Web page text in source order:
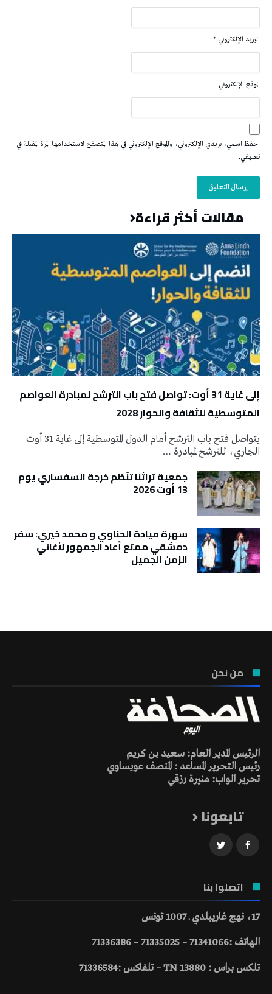
البريد الإلكتروني *
الموقع الإلكتروني
احفظ اسمي، بريدي الإلكتروني، والموقع الإلكتروني في هذا المتصفح لاستخدامها المرة المقبلة في
تعليقي.
مقالات أكثر قراءة
إلى غاية 31 أوت: تواصل فتح باب الترشح لمبادرة العواصم
المتوسطية للثقافة والحوار 2028
يتواصل فتح باب الترشح أمام الدول المتوسطية إلى غاية 31 أوت
الجاري، للترشح لمبادرة …
جمعية تراثنا تنَظم خرجة السفساري يوم
13 أوت 2026
سهرة ميادة الحناوي و محمد خيري: سفر
دمشقي ممتع أعاد الجمهور لأغاني
الزمن الجميل
من نحن
الرئيس المدير العام: سعيد بن كريم
رئيس التحرير المساعد : المنصف عويساوي
تحرير الواب: منيرة رزقي
تابعونا
اتصلوا بنا
17، نهج غاريبلدي ـ 1007 تونس
الهاتف :71341066 – 71335025 – 71336386
تلكس براس : 13880 TN – تلفاكس :71336584